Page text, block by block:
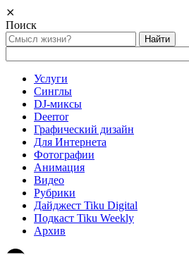
⨯
Поиск
Найти:
Услуги
Синглы
DJ-миксы
Deerror
Графический дизайн
Для Интернета
Фотографии
Анимация
Видео
Рубрики
Дайджест Tiku Digital
Подкаст Tiku Weekly
Архив